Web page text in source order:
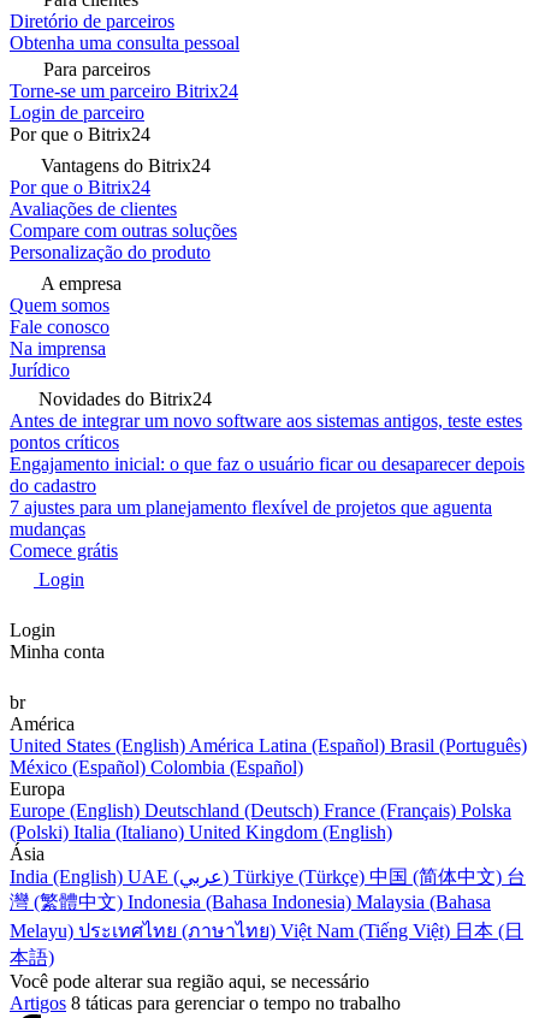
Diretório de parceiros
Obtenha uma consulta pessoal
Para parceiros
Torne-se um parceiro Bitrix24
Login de parceiro
Por que o Bitrix24
Vantagens do Bitrix24
Por que o Bitrix24
Avaliações de clientes
Compare com outras soluções
Personalização do produto
A empresa
Quem somos
Fale conosco
Na imprensa
Jurídico
Novidades do Bitrix24
Antes de integrar um novo software aos sistemas antigos, teste estes
pontos críticos
Engajamento inicial: o que faz o usuário ficar ou desaparecer depois
do cadastro
7 ajustes para um planejamento flexível de projetos que aguenta
mudanças
Comece grátis
Login
Login
Minha conta
br
América
United States (English) América Latina (Español) Brasil (Português)
México (Español) Colombia (Español)
Europa
Europe (English) Deutschland (Deutsch) France (Français) Polska
(Polski) Italia (Italiano) United Kingdom (English)
Ásia
India (English)
UAE (عربي) Türkiye (Türkçe) 中国 (简体中文) 台
灣 (繁體中文) Indonesia (Bahasa Indonesia) Malaysia (Bahasa
Melayu) ประเทศไทย (ภาษาไทย) Việt Nam (Tiếng Việt) 日本 (日
本語)
Você pode alterar sua região aqui, se necessário
Artigos 8 táticas para gerenciar o tempo no trabalho